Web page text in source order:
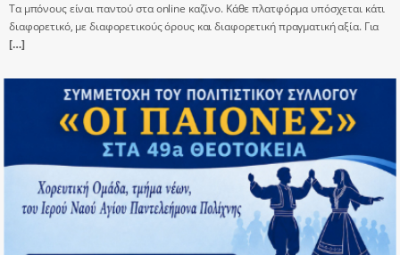
Τα μπόνους είναι παντού στα online καζίνο. Κάθε πλατφόρμα υπόσχεται κάτι
διαφορετικό, με διαφορετικούς όρους και διαφορετική πραγματική αξία. Για
[…]